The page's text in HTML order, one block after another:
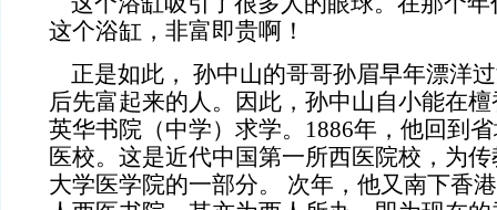
这个浴缸，非富即贵啊！
正是如此， 孙中山的哥哥孙眉早年漂洋
后先富起来的人。因此，孙中山自小能在
英华书院（中学）求学。1886年，他回到
医校。这是近代中国第一所西医院校，为
大学医学院的一部分。 次年，他又南下香